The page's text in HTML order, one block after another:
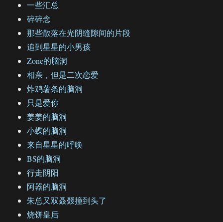
一些汇总
碎碎念
那些散落在光阴缝隙间的片段
追到星星的小男孩
Zone的脑洞
相亲，但是二次恋爱
炸鸡薯条的脑洞
只是爱你
姜姜的脑洞
小蝶的脑洞
来自星星的呼唤
BS的脑洞
行走阴阳
阿器的脑洞
朱总又双叒叕撞到头了
烧饼皇后